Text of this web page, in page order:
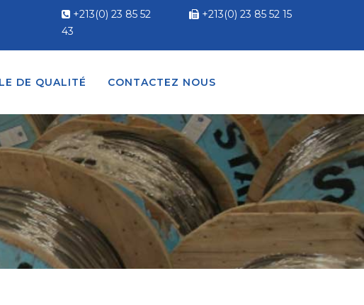
+213(0) 23 85 52
43
+213(0) 23 85 52 15
DE QUALITÉ CONTACTEZ NOUS